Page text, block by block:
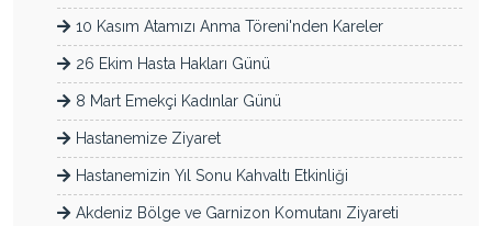
10 Kasım Atamızı Anma Töreni'nden Kareler
26 Ekim Hasta Hakları Günü
8 Mart Emekçi Kadınlar Günü
Hastanemize Ziyaret
Hastanemizin Yıl Sonu Kahvaltı Etkinliği
Akdeniz Bölge ve Garnizon Komutanı Ziyareti